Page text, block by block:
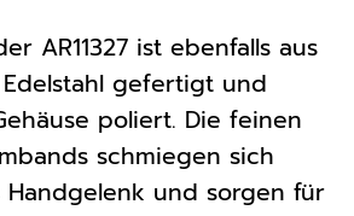
AR11327 ist ebenfalls aus
gefertigt und
poliert. Die feinen
schmiegen sich
Handgelenk und sorgen für